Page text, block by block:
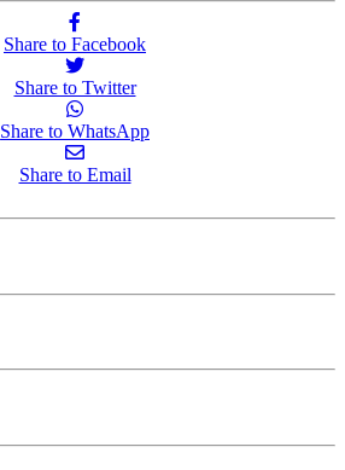
Share to Facebook
Share to Twitter
Share to WhatsApp
Share to Email